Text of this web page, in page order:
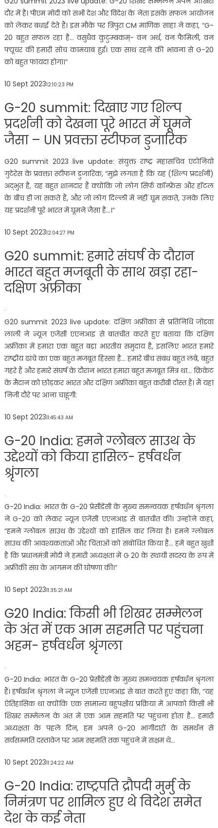
दौर में है। पीएम मोदी को सभी देश और विदेश के नेता इसके सफल आयोजन
को लेकर बधाई देते हैं। इस मौके पर त्रिपुरा CM माणिक साहा ने कहा, “G-
20 बहुत सफल रहा है… वसुधैव कुटुम्बकम्- वन अर्थ, वन फैमिली, वन
फ्यूचर की हमारी सोच कामयाब हुई। एक साथ रहने की भावना से G-20
को बहुत फायदा होगा।”
10 Sept 202312:10:23 PM
G-20 summit: दिखाए गए शिल्प
प्रदर्शनी को देखना पूरे भारत में घूमने
जैसा – UN प्रवक्ता स्टीफन डुजारिक
G20 summit 2023 live update: संयुक्त राष्ट्र महासचिव एंटोनियो
गुटेरेस के प्रवक्ता स्टीफन डुजारिक, “मुझे लगता है कि यह (शिल्प प्रदर्शनी)
अद्भुत है, यह बहुत शानदार हैं क्योंकि जो लोग सिर्फ कॉन्फ्रेंस और हॉटल
के बीच ही जा सकते हैं, और जो लोग दिल्ली में नहीं घूम सकते, उनके लिए
यह प्रदर्शनी पूरे भारत में घूमने जैसा है…।”
10 Sept 202312:04:27 PM
G20 summit: हमारे संघर्ष के दौरान
भारत बहुत मजबूती के साथ खड़ा रहा-
दक्षिण अफ्रीका
G20 summit 2023 live update: दक्षिण अफ्रीका से प्रतिनिधि जोडवा
लाली ने न्यूज एजेंसी एएनआइ से बातचीत करते हुए बताया कि दक्षिण
अफ्रीका में हमारा एक बहुत बड़ा भारतीय समुदाय है, इसलिए भारत हमारे
राष्ट्रीय ढांचे का एक बहुत मजबूत हिस्सा है… हमारे बीच संबंध बहुत लंबे, बहुत
गहरे हैं और हमारे संघर्ष के दौरान भारत हमारा बहुत मजबूत मित्र था… क्रिकेट
के मैदान को छोड़कर भारत और दक्षिण अफ्रीका बहुत करीबी दोस्त हैं। मैं यहां
निजी दौरे पर आना चाहूंगी:
10 Sept 202311:45:43 AM
G-20 India: हमने ग्लोबल साउथ के
उद्देश्यों को किया हासिल- हर्षवर्धन
श्रृंगला
G-20 India: भारत के G-20 प्रेसीडेंसी के मुख्य समन्वयक हर्षवर्धन श्रृंगला
ने G-20 को लेकर न्यूज एजेंसी एएनआइ से बातचीत की। उन्होंने कहा,
“हमने ग्लोबल साउथ के उद्देश्यों को हासिल कर लिया है। हमने ग्लोबल
साउथ की आवश्यकताओं और चिंताओं को संबोधित किया है… हमें बहुत खुशी
है कि प्रधानमंत्री मोदी ने हमारी अध्यक्षता में G 20 के स्थायी सदस्य के रूप में
अफ्रीकी संघ के आगमन की घोषणा की।”
10 Sept 202311:35:21 AM
G20 India: किसी भी शिखर सम्मेलन
के अंत में एक आम सहमति पर पहुंचना
अहम- हर्षवर्धन श्रृंगला
G-20 India: भारत के G-20 प्रेसीडेंसी के मुख्य समन्वयक हर्षवर्धन श्रृंगला
हैं। हर्षवर्धन श्रृंगला ने न्यूज एजेंसी एएनआइ से बात करते हुए कहा कि, “यह
ऐतिहासिक था क्योंकि एक सामान्य बहुपक्षीय प्रक्रिया में आपको किसी भी
शिखर सम्मेलन के अंत में एक आम सहमति पर पहुंचना होता है… हमारी
अध्यक्षता के पहले दिन, हम अपने G-20 भागीदारों के समर्थन से
सर्वसम्मति दस्तावेज पर आम सहमति तक पहुंचने में सक्षम थे…
10 Sept 202311:24:22 AM
G-20 India: राष्ट्रपति द्रौपदी मुर्मु के
निमंत्रण पर शामिल हुए थे विदेश समेत
देश के कई नेता